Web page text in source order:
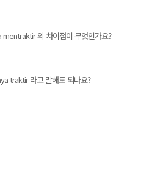
의 차이점이 무엇인가요?
traktir 라고 말해도 되나요?